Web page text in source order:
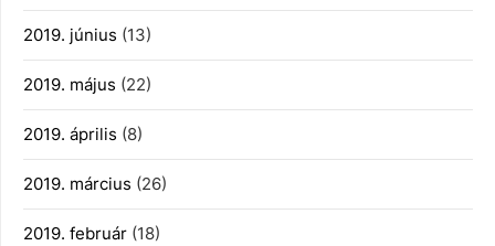
2019. június (13)
2019. május (22)
2019. április (8)
2019. március (26)
2019. február (18)